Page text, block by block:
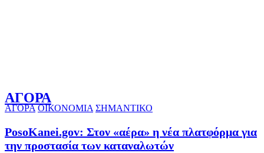
ΑΓΟΡΑ
ΑΓΟΡΑ ΟΙΚΟΝΟΜΙΑ ΣΗΜΑΝΤΙΚΟ
PosoKanei.gov: Στον «αέρα» η νέα πλατφόρμα για
την προστασία των καταναλωτών